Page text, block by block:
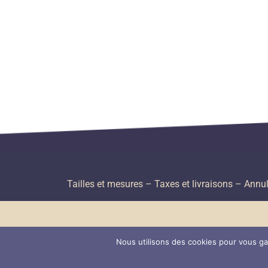
Tailles et mesures– Taxes et livraisons –
Nous utilisons des cookies pour vous